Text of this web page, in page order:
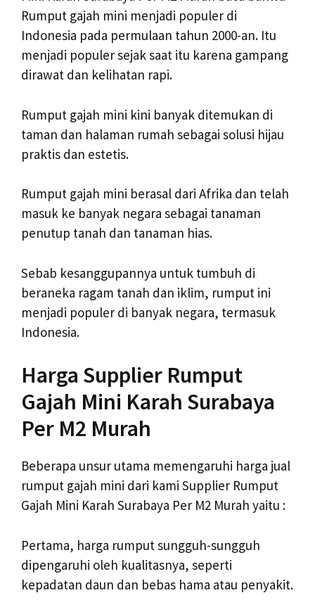
Rumput gajah mini menjadi populer di
Indonesia pada permulaan tahun 2000-an. Itu
menjadi populer sejak saat itu karena gampang
dirawat dan kelihatan rapi.
Rumput gajah mini kini banyak ditemukan di
taman dan halaman rumah sebagai solusi hijau
praktis dan estetis.
Rumput gajah mini berasal dari Afrika dan telah
masuk ke banyak negara sebagai tanaman
penutup tanah dan tanaman hias.
Sebab kesanggupannya untuk tumbuh di
beraneka ragam tanah dan iklim, rumput ini
menjadi populer di banyak negara, termasuk
Indonesia.
Harga Supplier Rumput
Gajah Mini Karah Surabaya
Per M2 Murah
Beberapa unsur utama memengaruhi harga jual
rumput gajah mini dari kami Supplier Rumput
Gajah Mini Karah Surabaya Per M2 Murah yaitu :
Pertama, harga rumput sungguh-sungguh
dipengaruhi oleh kualitasnya, seperti
kepadatan daun dan bebas hama atau penyakit.